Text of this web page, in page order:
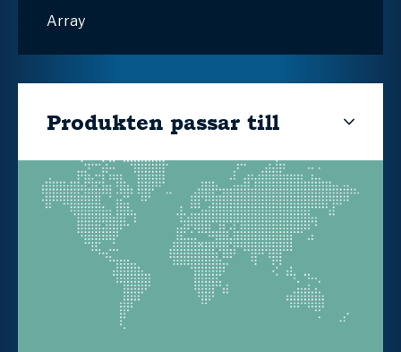
Array
Produkten passar till